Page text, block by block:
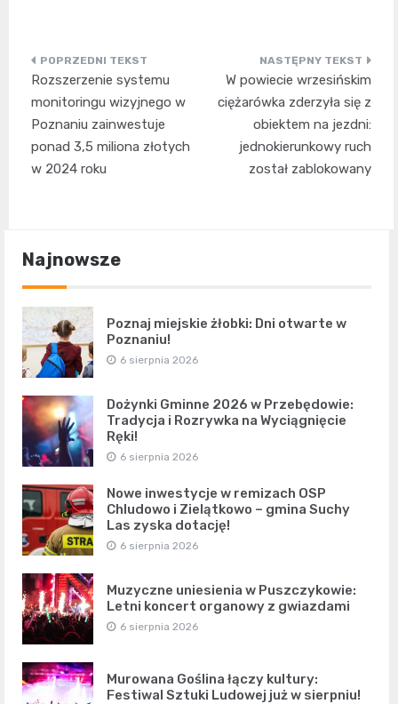
Nawigacja
wpisu
Rozszerzenie systemu
monitoringu wizyjnego w
Poznaniu zainwestuje
ponad 3,5 miliona złotych
w 2024 roku
W powiecie wrzesińskim
ciężarówka zderzyła się z
obiektem na jezdni:
jednokierunkowy ruch
został zablokowany
Najnowsze
Poznaj miejskie żłobki: Dni otwarte w
Poznaniu!
6 sierpnia 2026
Dożynki Gminne 2026 w Przebędowie:
Tradycja i Rozrywka na Wyciągnięcie
Ręki!
6 sierpnia 2026
Nowe inwestycje w remizach OSP
Chludowo i Zielątkowo – gmina Suchy
Las zyska dotację!
6 sierpnia 2026
Muzyczne uniesienia w Puszczykowie:
Letni koncert organowy z gwiazdami
6 sierpnia 2026
Murowana Goślina łączy kultury:
Festiwal Sztuki Ludowej już w sierpniu!